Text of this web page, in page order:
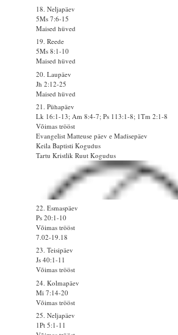
18. Neljapäev
5Ms 7:6-15
Maised hüved
19. Reede
5Ms 8:1-10
Maised hüved
20. Laupäev
Jh 2:12-25
Maised hüved
21. Pühapäev
Lk 16:1-13; Am 8:4-7; Ps 113:1-8; 1Tm 2:1-8
Võimas trööst
Evangelist Matteuse päev e Madisepäev
Keila Baptisti Kogudus
Tartu Kristlik Ruut Kogudus
22. Esmaspäev
Ps 20:1-10
Võimas trööst
7.02-19.18
23. Teisipäev
Js 40:1-11
Võimas trööst
24. Kolmapäev
Mi 7:14-20
Võimas trööst
25. Neljapäev
1Pt 5:1-11